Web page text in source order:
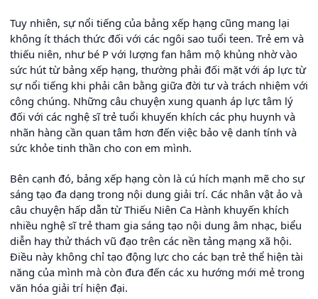
Tuy nhiên, sự nổi tiếng của bảng xếp hạng cũng mang lại
không ít thách thức đối với các ngôi sao tuổi teen. Trẻ em và
thiếu niên, như bé P với lượng fan hâm mộ khủng nhờ vào
sức hút từ bảng xếp hạng, thường phải đối mặt với áp lực từ
sự nổi tiếng khi phải cân bằng giữa đời tư và trách nhiệm với
công chúng. Những câu chuyện xung quanh áp lực tâm lý
đối với các nghệ sĩ trẻ tuổi khuyến khích các phụ huynh và
nhãn hàng cần quan tâm hơn đến việc bảo vệ danh tính và
sức khỏe tinh thần cho con em mình.
Bên cạnh đó, bảng xếp hạng còn là cú hích mạnh mẽ cho sự
sáng tạo đa dạng trong nội dung giải trí. Các nhân vật ảo và
câu chuyện hấp dẫn từ Thiếu Niên Ca Hành khuyến khích
nhiều nghệ sĩ trẻ tham gia sáng tạo nội dung âm nhạc, biểu
diễn hay thử thách vũ đạo trên các nền tảng mạng xã hội.
Điều này không chỉ tạo động lực cho các bạn trẻ thể hiện tài
năng của mình mà còn đưa đến các xu hướng mới mẻ trong
văn hóa giải trí hiện đại.